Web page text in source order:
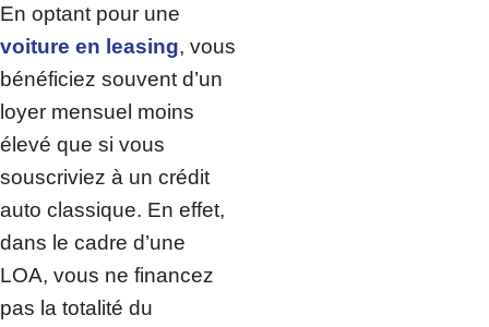
En optant pour une
voiture en leasing, vous
bénéficiez souvent d’un
loyer mensuel moins
élevé que si vous
souscriviez à un crédit
auto classique. En effet,
dans le cadre d’une
LOA, vous ne financez
pas la totalité du